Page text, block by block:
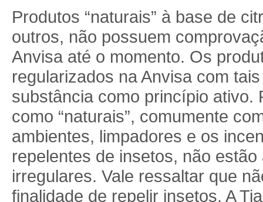
Produtos “naturais” à base de
outros, não possuem
Anvisa até o momento. Os
regularizados na Anvisa com
substância como princípio ativo.
como “naturais”, comumente
ambientes, limpadores e os
repelentes de insetos, não
irregulares. Vale ressaltar que
finalidade de repelir insetos. A